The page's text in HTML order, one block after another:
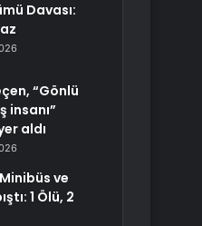
Davası:
“Gönlü
insanı”
aldı
ve
1 Ölü, 2